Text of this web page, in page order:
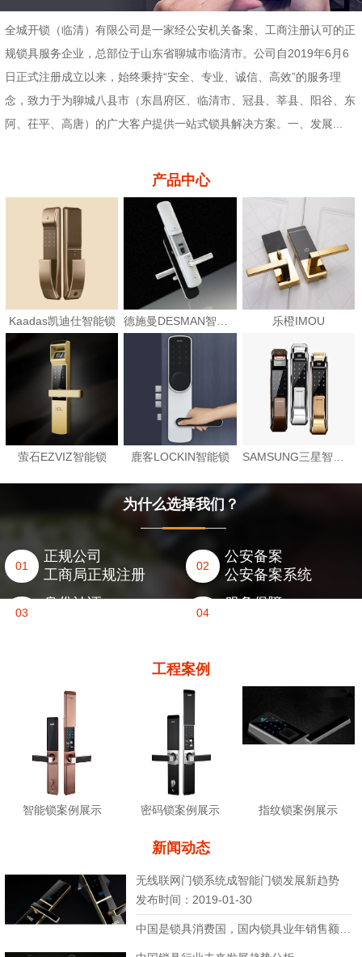
全城开锁（临清）有限公司是一家经公安机关备案、工商注册认可的正
规锁具服务企业，总部位于山东省聊城市临清市。公司自2019年6月6
日正式注册成立以来，始终秉持“安全、专业、诚信、高效”的服务理
念，致力于为聊城八县市（东昌府区、临清市、冠县、莘县、阳谷、东
阿、茌平、高唐）的广大客户提供一站式锁具解决方案。一、发展...
产品中心
Kaadas凯迪仕智能锁 乐橙IMOU
萤石EZVIZ智能锁 鹿客LOCKIN智能锁
为什么选择我们？
01
正规公司
工商局正规注册
02
公安备案
公安备案系统
03
身份认证
04
服务保障
工程案例
智能锁案例展示 密码锁案例展示 指纹锁案例展示
新闻动态
无线联网门锁系统成智能门锁发展新趋势
发布时间：2019-01-30